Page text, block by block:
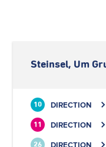
Steinsel, Um
10 DIRECTION
11 DIRECTION
26 DIRECTION